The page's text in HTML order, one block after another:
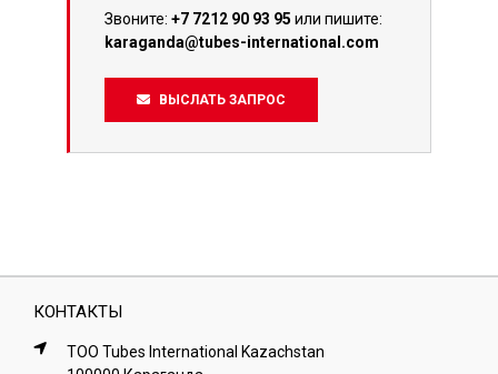
Звоните: +7 7212 90 93 95 или пишите:
karaganda@tubes-international.com
ВЫСЛАТЬ ЗАПРОС
КОНТАКТЫ
ТОО Tubes International Kazachstan